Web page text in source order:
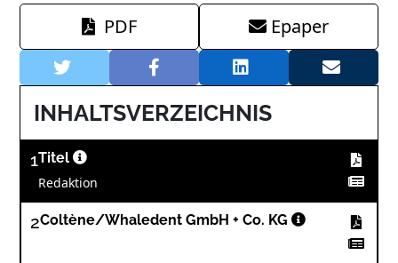
PDF Epaper
INHALTSVERZEICHNIS
1Titel
Redaktion
2Coltène/Whaledent GmbH + Co. KG